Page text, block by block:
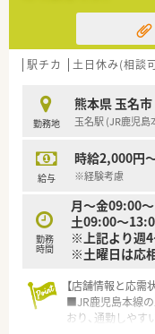
【求人情報につい
■熊本市南区にあ
金は会社が負担い
での採用を想定し
■完全週休2日制
を取得することも
【勤務実態につい
■全店舗の平均
■急な休みにも対
理なく働ける体制
■夏季休暇は3日
フレッシュできる
駅チカ 土日休み(相談
勤務地
熊本県 玉名市
玉名駅 (JR鹿児島
給与
時給2,000円
※経験考慮
勤務
時間
月～金09:00
土09:00～
※上記より週4
※土曜日は応
【店舗情報と応需
■JR鹿児島本線
おり、通勤しやす